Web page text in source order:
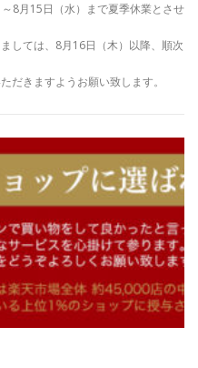
8月15日（水）まで夏季休業とさせ
しては、8月16日（木）以降、順次
だきますようお願い致します。